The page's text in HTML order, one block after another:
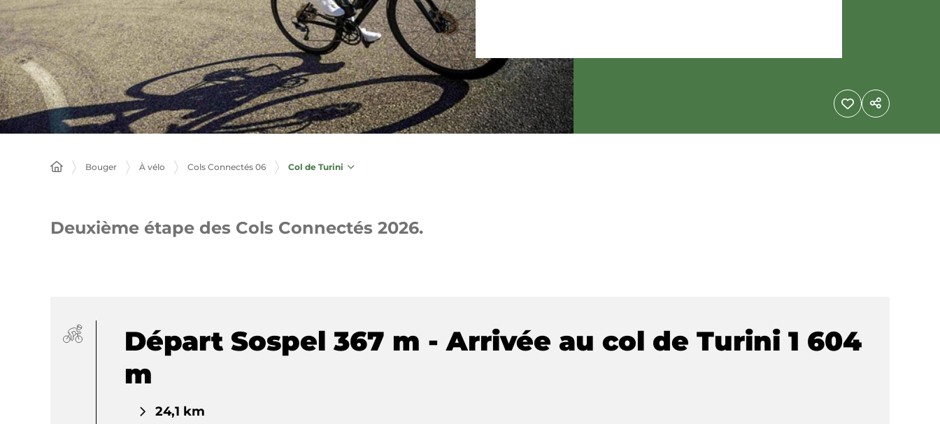
Bouger À vélo Cols Connectés 06 Col de Turini
Deuxième étape des Cols Connectés 2026.
Départ Sospel 367 m - Arrivée au col de Turini 1 604
m
24,1 km